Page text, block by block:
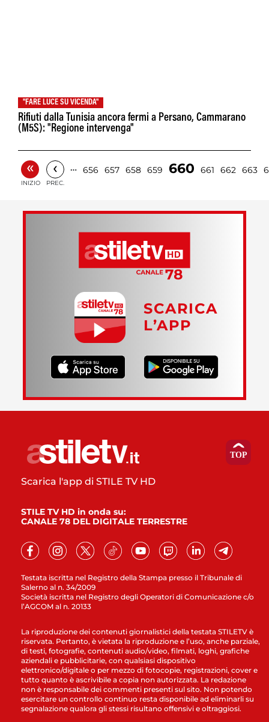
"FARE LUCE SU VICENDA"
Rifiuti dalla Tunisia ancora fermi a Persano, Cammarano
(M5S): "Regione intervenga"
«
INIZIO
‹
PREC.
… 656 657 658 659 660 661 662 663
SCARICA
L’APP
Testata iscritta nel Registro della Stampa presso il Tribunale di
Salerno al n. 34/2009
Società iscritta nel Registro degli Operatori di Comunicazione c/o
l’AGCOM al n. 20133
Scarica l'app di STILE TV HD
STILE TV HD in onda su:
CANALE 78 DEL DIGITALE TERRESTRE
La riproduzione dei contenuti giornalistici della testata STILETV è
riservata. Pertanto, è vietata la riproduzione e l’uso, anche parziale,
di testi, fotografie, contenuti audio/video, filmati, loghi, grafiche
aziendali e pubblicitarie, con qualsiasi dispositivo
elettronico/digitale o per mezzo di fotocopie, registrazioni, cover e
tutto quanto è ascrivibile a copia non autorizzata. La redazione
non è responsabile dei commenti presenti sul sito. Non potendo
esercitare un controllo continuo resta disponibile ad eliminarli su
segnalazione qualora gli stessi risultano offensivi e oltraggiosi.